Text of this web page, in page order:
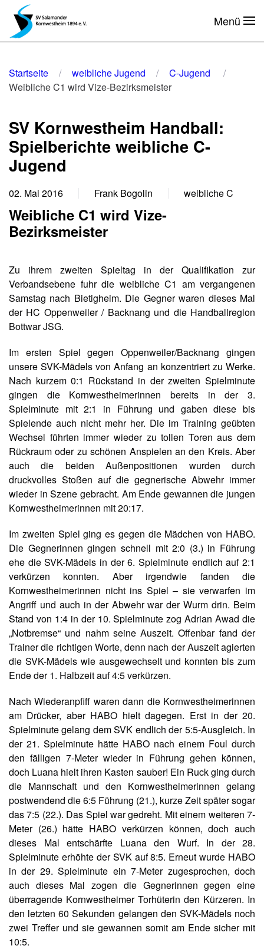
Zum Hauptinhalt springen
Menü
Startseite weibliche Jugend
C-Jugend
Weibliche C1 wird Vize-Bezirksmeister
SV Kornwestheim Handball:
Spielberichte weibliche C-
Jugend
02. Mai 2016 Frank Bogolin weibliche C
Weibliche C1 wird Vize-
Bezirksmeister
Zu ihrem zweiten Spieltag in der Qualifikation zur
Verbandsebene fuhr die weibliche C1 am vergangenen
Samstag nach Bietigheim. Die Gegner waren dieses Mal
der HC Oppenweiler / Backnang und die Handballregion
Bottwar JSG.
Im ersten Spiel gegen Oppenweiler/Backnang gingen
unsere SVK-Mädels von Anfang an konzentriert zu Werke.
Nach kurzem 0:1 Rückstand in der zweiten Spielminute
gingen die Kornwestheimerinnen bereits in der 3.
Spielminute mit 2:1 in Führung und gaben diese bis
Spielende auch nicht mehr her. Die im Training geübten
Wechsel führten immer wieder zu tollen Toren aus dem
Rückraum oder zu schönen Anspielen an den Kreis. Aber
auch die beiden Außenpositionen wurden durch
druckvolles Stoßen auf die gegnerische Abwehr immer
wieder in Szene gebracht. Am Ende gewannen die jungen
Kornwestheimerinnen mit 20:17.
Im zweiten Spiel ging es gegen die Mädchen von HABO.
Die Gegnerinnen gingen schnell mit 2:0 (3.) in Führung
ehe die SVK-Mädels in der 6. Spielminute endlich auf 2:1
verkürzen konnten. Aber irgendwie fanden die
Kornwestheimerinnen nicht ins Spiel – sie verwarfen im
Angriff und auch in der Abwehr war der Wurm drin. Beim
Stand von 1:4 in der 10. Spielminute zog Adrian Awad die
„Notbremse“ und nahm seine Auszeit. Offenbar fand der
Trainer die richtigen Worte, denn nach der Auszeit agierten
die SVK-Mädels wie ausgewechselt und konnten bis zum
Ende der 1. Halbzeit auf 4:5 verkürzen.
Nach Wiederanpfiff waren dann die Kornwestheimerinnen
am Drücker, aber HABO hielt dagegen. Erst in der 20.
Spielminute gelang dem SVK endlich der 5:5-Ausgleich. In
der 21. Spielminute hätte HABO nach einem Foul durch
den fälligen 7-Meter wieder in Führung gehen können,
doch Luana hielt ihren Kasten sauber! Ein Ruck ging durch
die Mannschaft und den Kornwestheimerinnen gelang
postwendend die 6:5 Führung (21.), kurze Zeit später sogar
das 7:5 (22.). Das Spiel war gedreht. Mit einem weiteren 7-
Meter (26.) hätte HABO verkürzen können, doch auch
dieses Mal entschärfte Luana den Wurf. In der 28.
Spielminute erhöhte der SVK auf 8:5. Erneut wurde HABO
in der 29. Spielminute ein 7-Meter zugesprochen, doch
auch dieses Mal zogen die Gegnerinnen gegen eine
überragende Kornwestheimer Torhüterin den Kürzeren. In
den letzten 60 Sekunden gelangen den SVK-Mädels noch
zwei Treffer und sie gewannen somit am Ende sicher mit
10:5.